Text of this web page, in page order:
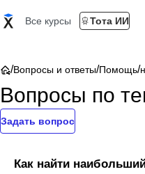
Все курсы Тота ИИ
/Вопросы и ответы/Помощь/
Вопросы по
Задать вопрос
Как найти